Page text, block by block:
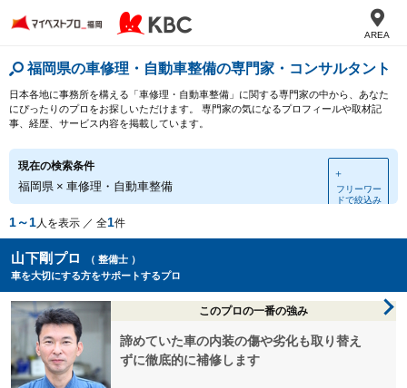
AREA
福岡県の車修理・自動車整備の専門家・コンサルタント
日本各地に事務所を構える「車修理・自動車整備」に関する専門家の中から、あなた
にぴったりのプロをお探しいただけます。 専門家の気になるプロフィールや取材記
事、経歴、サービス内容を掲載しています。
現在の検索条件
福岡県 × 車修理・自動車整備
＋
フリーワー
ドで絞込み
1～1人を表示 ／ 全1件
山下剛プロ
（ 整備士 ）
車を大切にする方をサポートするプロ
このプロの一番の強み
諦めていた車の内装の傷や劣化も取り替え
ずに徹底的に補修します